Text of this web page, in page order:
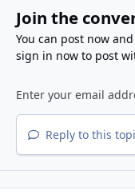
Join the
You can post now
sign in nowto post
Reply to this